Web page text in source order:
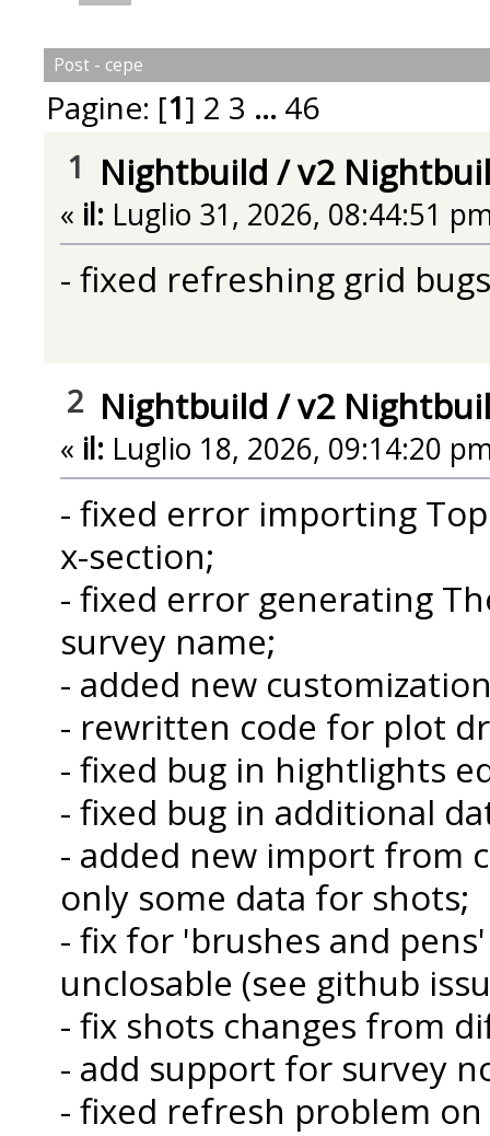
Post - cepe
Pagine: [1] 2 3 ... 46
1 Nightbuild /v2
« il: Luglio 31, 2026, 08:44:51
- fixed refreshing grid
2 Nightbuild /v2
« il: Luglio 18, 2026, 09:14:20
- fixed error importing
x-section;
- fixed error generating
survey name;
- added new
- rewritten code for plot
- fixed bug in hightlights
- fixed bug in additional
- added new import from
only some data for shots;
- fix for 'brushes and
unclosable (see github
- fix shots changes from
- add support for survey
- fixed refresh problem